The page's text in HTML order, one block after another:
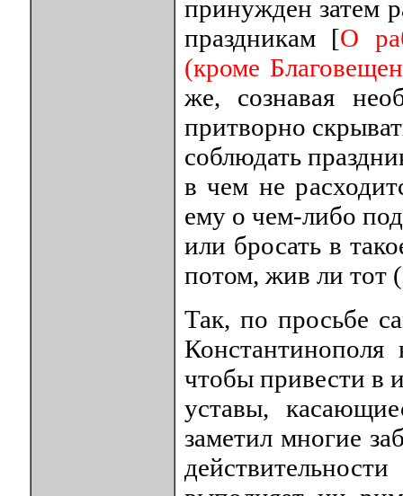
принужден затем
праздникам [О
(кроме
же, сознавая
притворно
соблюдать
в чем не
ему о чем-либо
или бросать в
потом, жив ли тот
Так, по просьбе
чтобы привести в
уставы,
заметил многие